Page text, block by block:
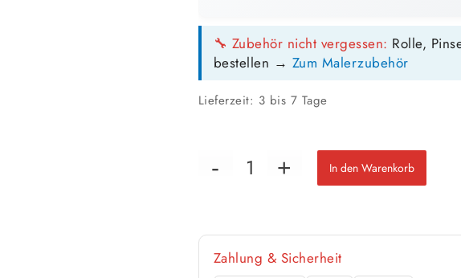
2,5 Liter
bis ca.9 m²
5 Liter
📏 Ihre Fläche
🔧 Zubehör nicht vergessen: Rolle,
bestellen → Zum Malerzubehör
Lieferzeit: 3 bis 7 Tage
In den Warenkorb
Zahlung & Sicherheit